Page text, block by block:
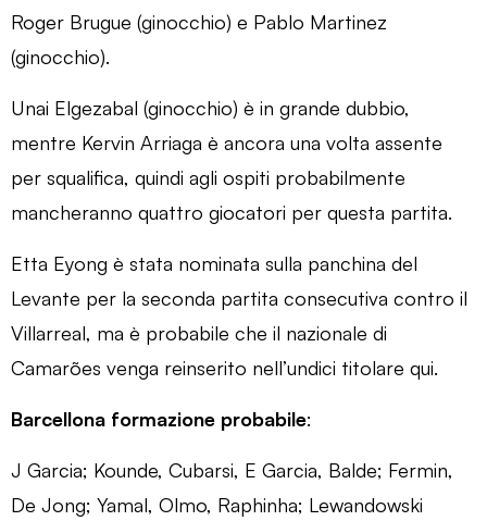
Roger Brugue (ginocchio) e Pablo Martinez
(ginocchio).
Unai Elgezabal (ginocchio) è in grande dubbio,
mentre Kervin Arriaga è ancora una volta assente
per squalifica, quindi agli ospiti probabilmente
mancheranno quattro giocatori per questa partita.
Etta Eyong è stata nominata sulla panchina del
Levante per la seconda partita consecutiva contro il
Villarreal, ma è probabile che il nazionale di
Camarões venga reinserito nell’undici titolare qui.
Barcellona formazione probabile:
J Garcia; Kounde, Cubarsi, E Garcia, Balde; Fermin,
De Jong; Yamal, Olmo, Raphinha; Lewandowski